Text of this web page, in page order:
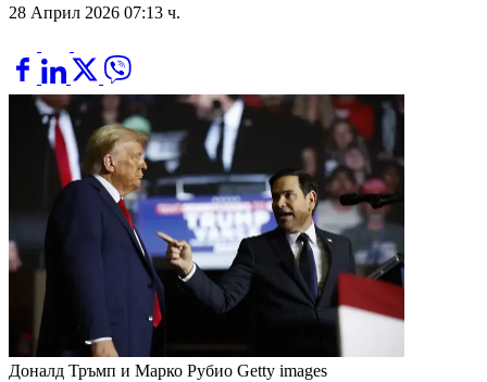
28 Април 2026 07:13 ч.
Доналд Тръмп и Марко Рубио Getty images